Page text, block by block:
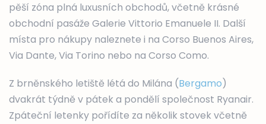
pěší zóna plná luxusních obchodů, včetně krásné
obchodní pasáže Galerie Vittorio Emanuele II. Další
místa pro nákupy naleznete i na Corso Buenos Aires,
Via Dante, Via Torino nebo na Corso Como.
Z brněnského letiště létá do Milána (Bergamo)
dvakrát týdně v pátek a pondělí společnost Ryanair.
Zpáteční letenky pořídíte za několik stovek včetně